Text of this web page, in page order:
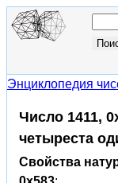
Энциклопедия
Число 1411,
четыреста
Свойства